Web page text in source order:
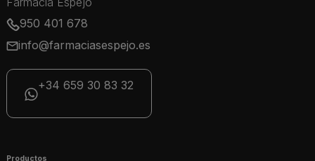
950 401 678
info@farmaciasespejo.es
+34 659 30 83 32
Productos